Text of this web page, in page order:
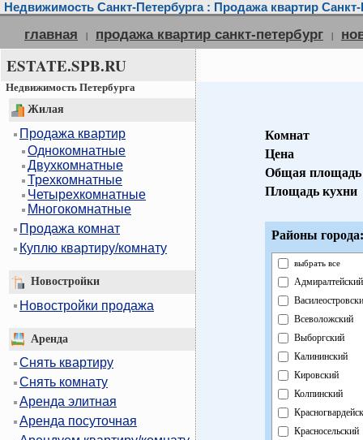
Недвижимость Санкт-Петербурга : Продажа квартир Санкт-
главная | продажа квартир санкт-петербург |
ESTATE.SPB.RU
Недвижимость Петербурга
Жилая
Продажа квартир
Однокомнатные
Двухкомнатные
Трехкомнатные
Четырехкомнатные
Многокомнатные
Продажа комнат
Куплю квартиру/комнату
Новостройки
Новостройки продажа
Аренда
Снять квартиру
Снять комнату
Аренда элитная
Аренда посуточная
Комнат
Цена
Общая площадь
Площадь кухни
Районы города:
выбрать все
Адмиралтейский
Всеволожский
Выборгский
Калининский
Кировский
Колпинский
Красносельский